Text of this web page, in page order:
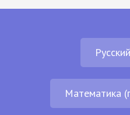
Математика